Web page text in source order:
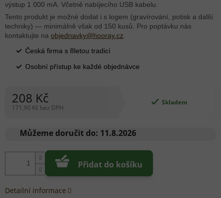
208 Kč
171,90 Kč bez DPH
cena:
Skladem
Můžeme doručit do: 11.8.2026
Přidat do košíku
výstup 1 000 mA. Včetně nabíjecího USB kabelu.
Tento produkt je možné dodat i s logem (gravírování, potisk a další
techniky) — minimálně však od 150 kusů. Pro poptávku nás
kontaktujte na objednavky@hooray.cz.
Česká firma s 8letou tradicí
Osobní přístup ke každé objednávce
Detailní informace